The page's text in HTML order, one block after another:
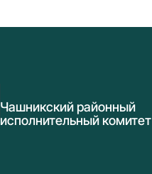
Чашникский районный
исполнительный комитет